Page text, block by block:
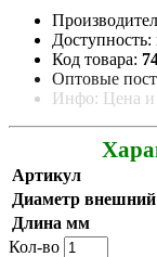
Код товара:
Оптовые
Инфо: Цена и
Артикул
Диаметр
Длина мм
Кол-во